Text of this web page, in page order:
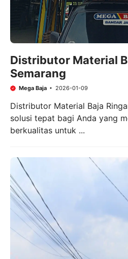
Distributor Material
Semarang
Mega Baja 2026-01-09
Distributor Material Baja
solusi tepat bagi Anda yang
berkualitas untuk ...